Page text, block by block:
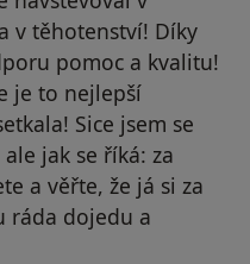
v těhotenství! Díky
pomoc a kvalitu!
je to nejlepší
Sice jsem se
jak se říká: za
a věřte, že já si za
ráda dojedu a